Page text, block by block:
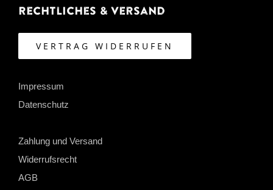
Rechtliches & Versand
VERTRAG WIDERRUFEN
Impressum
Datenschutz
Zahlung und Versand
Widerrufsrecht
AGB